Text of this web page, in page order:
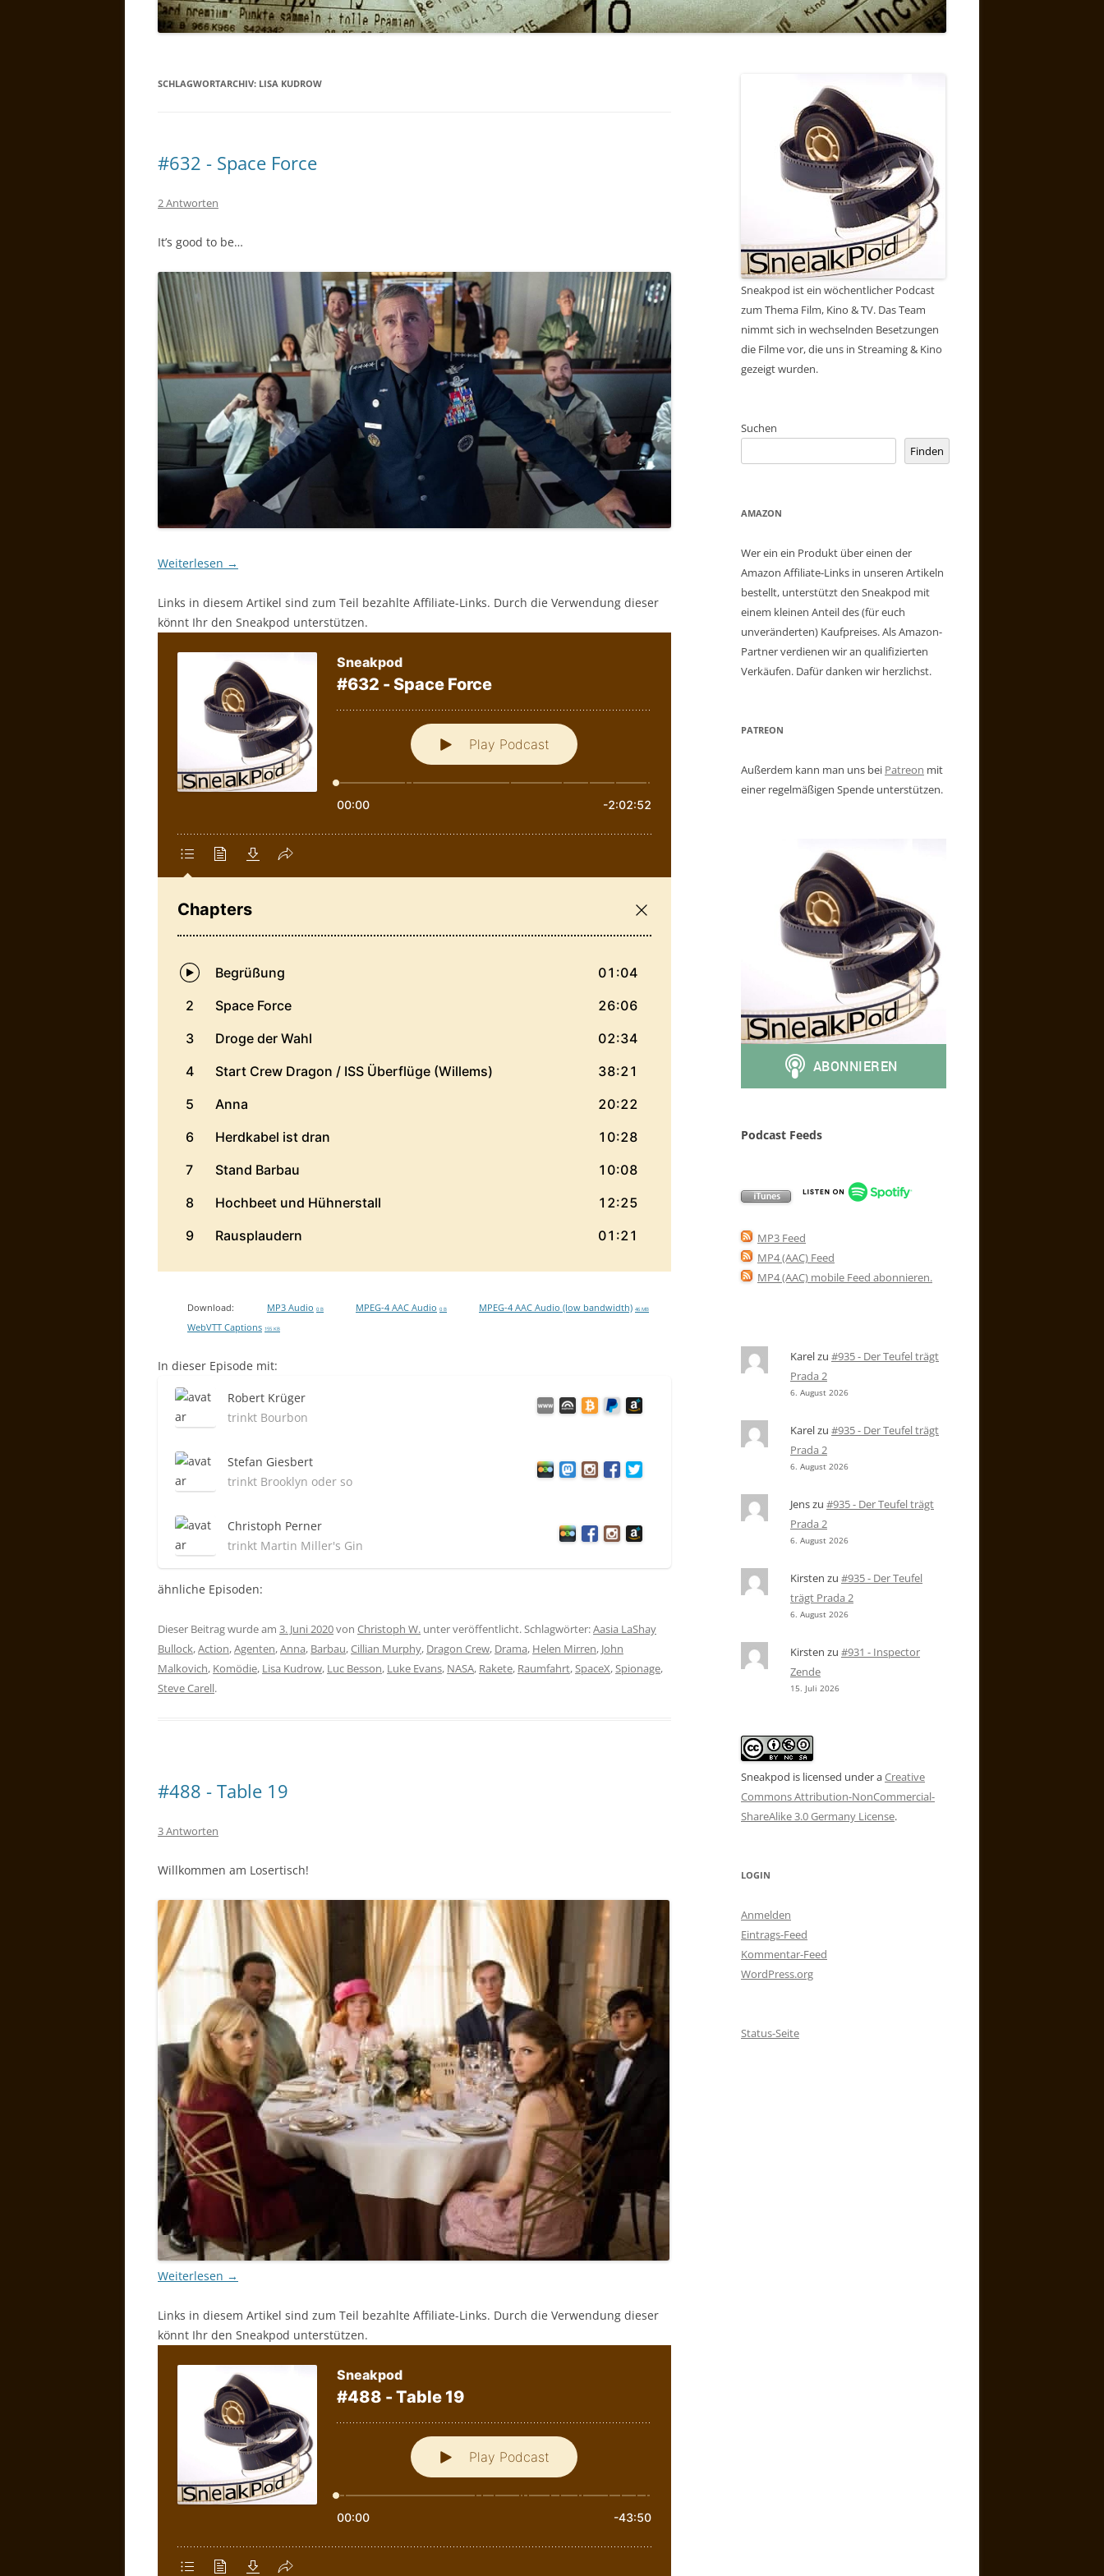
SCHLAGWORTARCHIV: LISA KUDROW
#632 - Space Force
2 Antworten
It’s good to be…
Weiterlesen →
Links in diesem Artikel sind zum Teil bezahlte Affiliate-Links. Durch die Verwendung dieser
könnt Ihr den Sneakpod unterstützen.
Download: MP3 Audio 0 B MPEG-4 AAC Audio 0 B MPEG-4 AAC Audio (low bandwidth) 46 MB
WebVTT Captions 155 KB
In dieser Episode mit:
Robert Krüger
trinkt Bourbon
Stefan Giesbert
trinkt Brooklyn oder so
Christoph Perner
trinkt Martin Miller's Gin
ähnliche Episoden:
Dieser Beitrag wurde am 3. Juni 2020von Christoph W. unter veröffentlicht. Schlagwörter:Aasia LaShay
Bullock,Action,Agenten,Anna, Barbau,Cillian Murphy, Dragon Crew, Drama, Helen Mirren, John
Malkovich, Komödie, Lisa Kudrow, Luc Besson, Luke Evans, NASA, Rakete, Raumfahrt,SpaceX,Spionage,
Steve Carell.
#488 - Table 19
3 Antworten
Willkommen am Losertisch!
Weiterlesen →
Links in diesem Artikel sind zum Teil bezahlte Affiliate-Links. Durch die Verwendung dieser
könnt Ihr den Sneakpod unterstützen.
Sneakpod ist ein wöchentlicher Podcast
zum Thema Film, Kino & TV. Das Team
nimmt sich in wechselnden Besetzungen
die Filme vor, die uns in Streaming & Kino
gezeigt wurden.
Suchen
Finden
AMAZON
Wer ein ein Produkt über einen der
Amazon Affiliate-Links in unseren Artikeln
bestellt, unterstützt den Sneakpod mit
einem kleinen Anteil des (für euch
unveränderten) Kaufpreises. Als Amazon-
Partner verdienen wir an qualifizierten
Verkäufen. Dafür danken wir herzlichst.
PATREON
Außerdem kann man uns bei Patreon mit
einer regelmäßigen Spende unterstützen.
Podcast Feeds
MP3 Feed
MP4 (AAC) Feed
MP4 (AAC) mobile Feed abonnieren.
Karelzu #935 - Der Teufel trägt
Prada 2
6. August 2026
Karelzu #935 - Der Teufel trägt
Prada 2
6. August 2026
Jenszu #935 - Der Teufel trägt
Prada 2
6. August 2026
Kirsten zu #935 - Der Teufel
trägt Prada 2
6. August 2026
Kirsten zu #931 - Inspector
Zende
15. Juli 2026
Sneakpod is licensed under aCreative
Commons Attribution-NonCommercial-
ShareAlike 3.0 Germany License.
LOGIN
Anmelden
Eintrags-Feed
Kommentar-Feed
WordPress.org
Status-Seite